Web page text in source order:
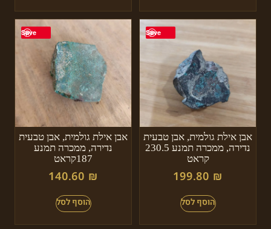
Save
אבן אילת גולמית, אבן טבעית
נדירה, ממכרה תמנע 230.5
קראט
199.80 ₪
Save
אבן אילת גולמית, אבן טבעית
נדירה, ממכרה תמנע
187קראט
140.60 ₪